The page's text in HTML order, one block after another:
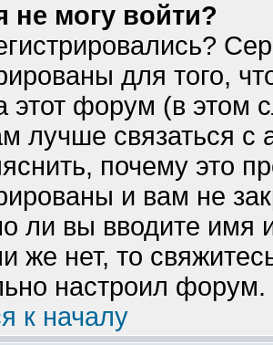
не могу войти?
для того,
этот форум (в этом
лучше связаться
почему это
и вам не
ли вы вводите
же нет, то
настроил форум.
к началу